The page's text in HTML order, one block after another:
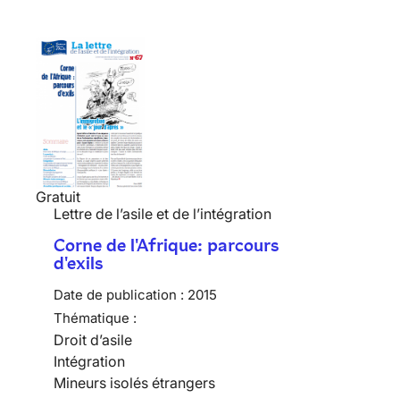
Gratuit
Lettre de l’asile et de l’intégration
Corne de l'Afrique: parcours
d'exils
Date de publication : 2015
Thématique :
Droit d’asile
Intégration
Mineurs isolés étrangers